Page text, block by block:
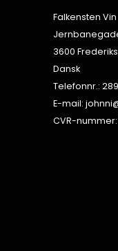
Falkensten Vin
3600
Dansk
Telefonnr.:
E-mail:
CVR-nummer: